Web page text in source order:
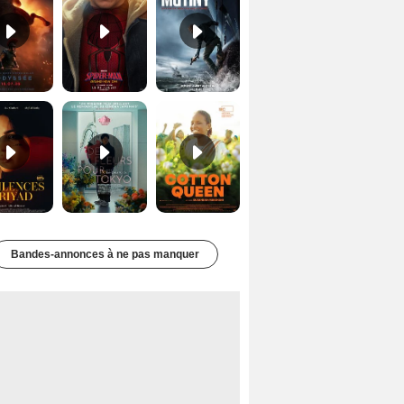
Les Silences de Riyad Bande-annonce VO STFR Cotton Queen Bande-annonce VO STFR
Bandes-annonces à ne pas manquer